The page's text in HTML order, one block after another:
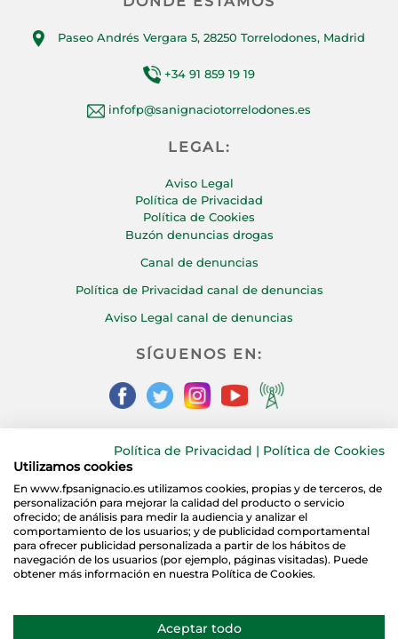
Paseo Andrés Vergara 5, 28250 Torrelodones, Madrid
+34 91 859 19 19
infofp@sanignaciotorrelodones.es
LEGAL:
Aviso Legal
Política de Privacidad
Política de Cookies
Buzón denuncias drogas
Canal de denuncias
Política de Privacidad canal de denuncias
Aviso Legal canal de denuncias
SÍGUENOS EN:
CONTÁCTANOS:
Grupo San Ignacio de Loyola Torrelodones.
Política de Privacidad | Política de Cookies
Utilizamos cookies
En www.fpsanignacio.es utilizamos cookies, propias y de terceros, de
personalización para mejorar la calidad del producto o servicio
ofrecido; de análisis para medir la audiencia y analizar el
comportamiento de los usuarios; y de publicidad comportamental
para ofrecer publicidad personalizada a partir de los hábitos de
navegación de los usuarios (por ejemplo, páginas visitadas). Puede
obtener más información en nuestra Política de Cookies.
Aceptar todo